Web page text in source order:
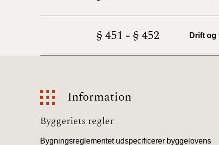
§ 451 - § 452 Drift
Information
Information
Byggeriets regler
Bygningsreglementet udspecificerer byggelovens